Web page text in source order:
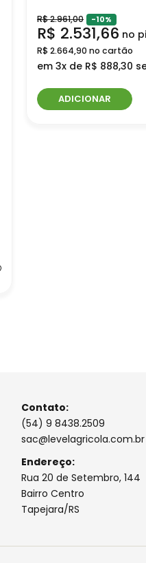
R$ 2.961,00 -10%
R$ 2.531,66 no
R$ 2.664,90 no cartão
em 3x de R$ 888,30
ADICIONAR
Contato:
(54) 9 8438.2509
sac@levelagricola.com.br
Endereço:
Rua 20 de Setembro, 144
Bairro Centro
Tapejara/RS